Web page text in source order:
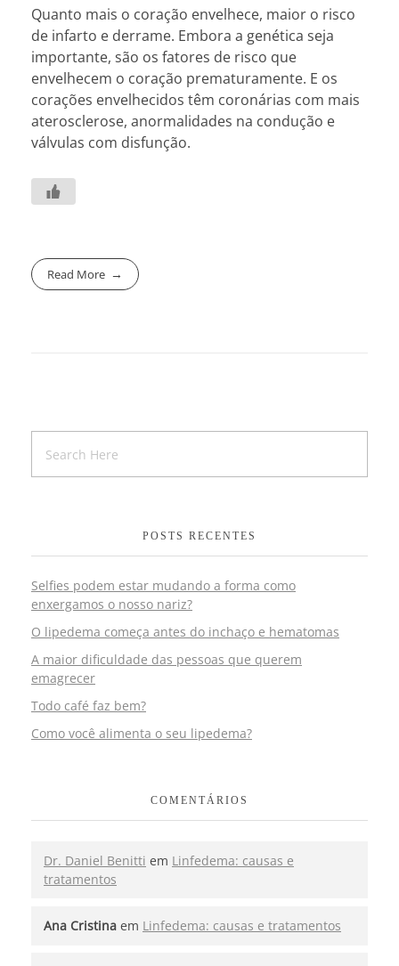
Quanto mais o coração envelhece, maior o risco
de infarto e derrame. Embora a genética seja
importante, são os fatores de risco que
envelhecem o coração prematuramente. E os
corações envelhecidos têm coronárias com mais
aterosclerose, anormalidades na condução e
válvulas com disfunção.
Read More
POSTS RECENTES
Selfies podem estar mudando a forma como
enxergamos o nosso nariz?
O lipedema começa antes do inchaço e hematomas
A maior dificuldade das pessoas que querem
emagrecer
Todo café faz bem?
Como você alimenta o seu lipedema?
COMENTÁRIOS
Dr. Daniel Benitti em Linfedema: causas e
tratamentos
Ana Cristina em Linfedema: causas e tratamentos